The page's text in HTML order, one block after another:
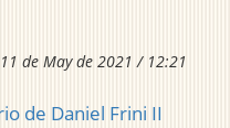
11 de May de 2021 / 12:21
de Daniel Frini II